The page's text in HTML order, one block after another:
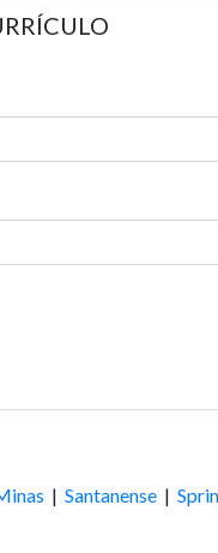
| Santanense |